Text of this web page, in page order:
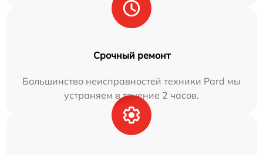
Срочный ремонт
Большинство неисправностей техники Pard мы
устраняем в течение 2 часов.